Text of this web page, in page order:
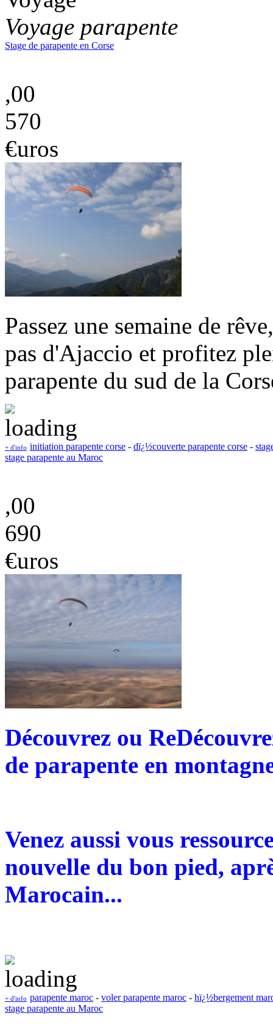
Voyage parapente
Stage de parapente en Corse
,00
570
€uros
Passez une semaine de
pas d'Ajaccio et profitez
parapente du sud de la
+ d'info initiation parapente corse - dï¿½couverte parapente corse -
stage parapente au Maroc
,00
690
€uros
Découvrez ou
de parapente en
Venez aussi vous
nouvelle du bon pied,
Marocain...
+ d'info parapente maroc - voler parapente maroc - hï¿½bergement
stage parapente au Maroc